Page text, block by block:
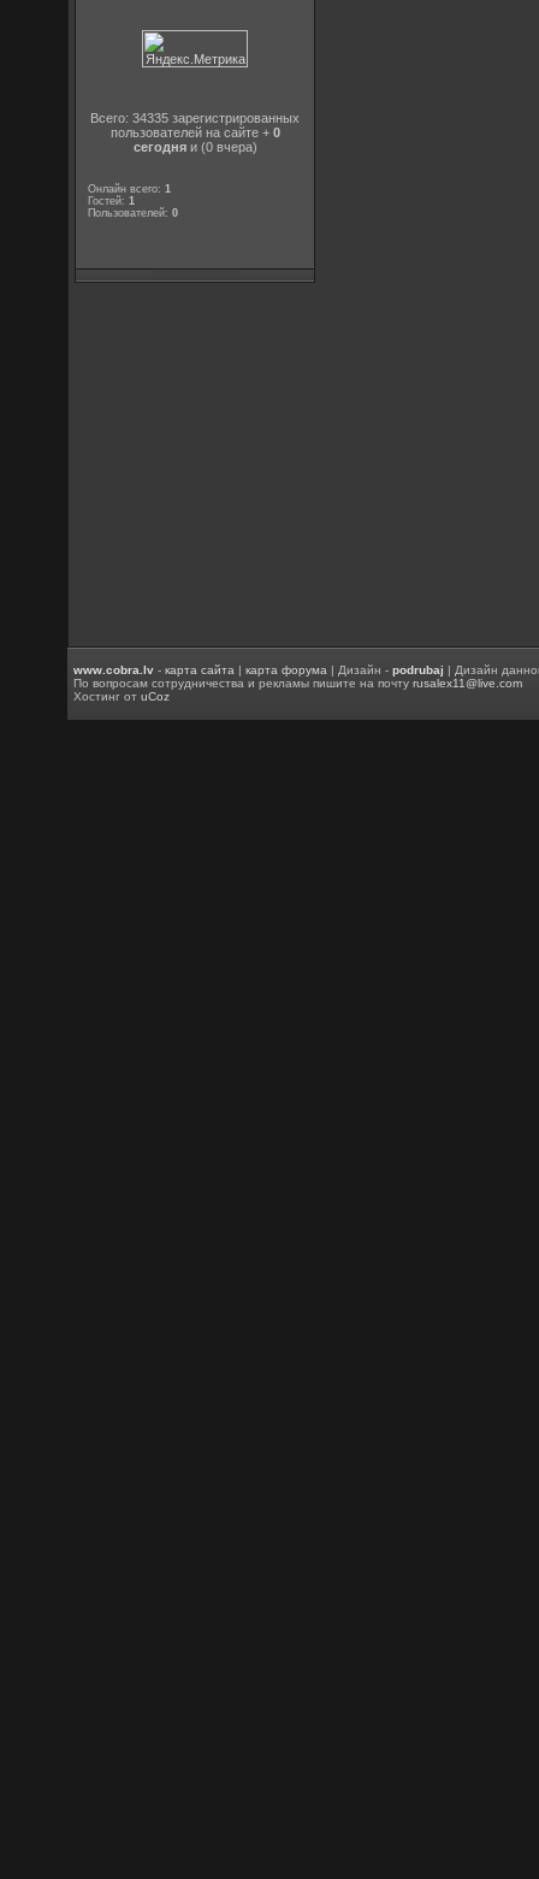
Всего: 34335 зарегистрированных
пользователей на сайте + 0
сегодняи (0 вчера)
Онлайн всего:1
Гостей:1
Пользователей:0
www.cobra.lv -карта сайта |карта форума | Дизайн -podrubaj | Дизайн
По вопросам сотрудничества и рекламы пишите на почтуrusalex11@live.com
Хостинг отuCoz